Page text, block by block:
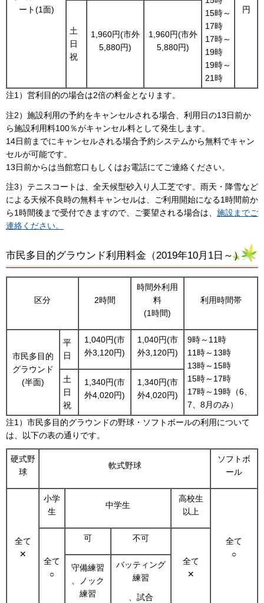
ート(1面)
15時～
17時
17時～
19時
19時～
21時
円
土
日
祝
1,960円(市外
5,880円)
1,960円(市外
5,880円)
注1）営利目的の場合は2倍の料金となります。
注2）施設利用の予約をキャンセルされる場合、利用日の13日前か
ら施設利用料100％がキャンセル料として発生します。
14日前までにキャンセルされる場合予約システムから無料でキャン
セルが可能です。
13日前からは当館窓口もしくはお電話にてご連絡ください。
注3）テニスコートは、全天候型砂入り人工芝です。雨天・降雪など
による天候不良時の無料キャンセルは、ご利用開始になる1時間前か
ら1時間後まで受付できますので、ご要望される場合は、 施設までご
連絡ください。
市民多目的グラウンド利用料金（2019年10月1日～）
区分 2時間
時間外利用
料
(1時間)
利用時間帯
市民多目的
グラウンド
(半面)
平
日
1,040円(市
外3,120円)
1,040円(市
外3,120円)
9時～11時
11時～13時
13時～15時
15時～17時
17時～19時（6、
7、8月のみ）
土
日
祝
1,340円(市
外4,020円)
1,340円(市
外4,020円)
注1）市民多目的グラウンドの野球・ソフトボールの利用について
は、以下の表の通りです。
硬式野
球
軟式野球
ソフトボ
ール
全て
✕
小学
生
中学生
高校生
以上
全て
○
全て
○
可 不可
全て
✕
守備練習
、ノック
練習
バッティング
練習
、試合